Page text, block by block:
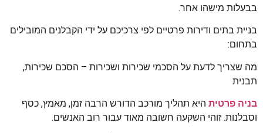
בבעלות מישהו אחר.
בניית בתים ודירות פרטיים לפי צרכיכם על ידי הקבלנים המובילים
בתחום:
מה שצריך לדעת על הסכמי שכירות ושכירות – הסכם שכירות,
תבנית
בניה פרטית היא תהליך מורכב הדורש הרבה זמן, מאמץ, כסף
וסבלנות. זוהי השקעה חשובה מאוד עבור רוב האנשים.